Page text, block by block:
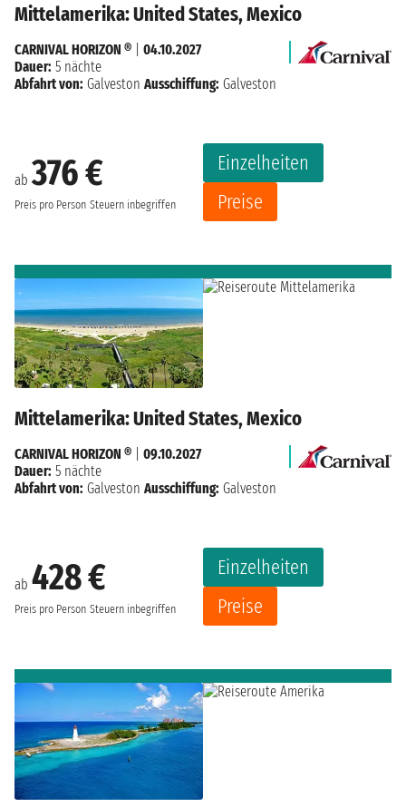
Mittelamerika: United States, Mexico
ab376 €
Preis pro Person Steuern inbegriffen
Einzelheiten
Preise
CARNIVAL HORIZON ®
04.10.2027
Dauer: 5 nächte
Abfahrt von: Galveston Ausschiffung: Galveston
Mittelamerika: United States, Mexico
ab 428 €
Preis pro Person Steuern inbegriffen
Einzelheiten
Preise
CARNIVAL HORIZON ®
09.10.2027
Dauer: 5 nächte
Abfahrt von: Galveston Ausschiffung: Galveston